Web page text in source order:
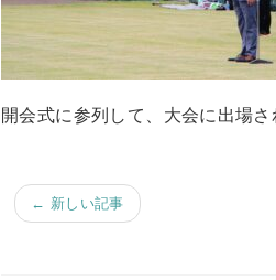
開会式に参列して、大会に出場
← 新しい記事